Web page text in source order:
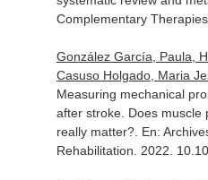
Complementary
González García, Paula,
Casuso Holgado, Maria
Measuring mechanical
after stroke. Does muscle
really matter?. En:
Rehabilitation . 2022.